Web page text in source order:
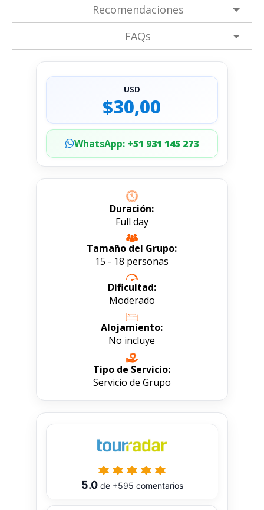
Recomendaciones
FAQs
USD
$30,00
WhatsApp:+51 931 145 273
Duración:
Full day
Tamaño del Grupo:
15 - 18 personas
Dificultad:
Moderado
Alojamiento:
No incluye
Tipo de Servicio:
Servicio de Grupo
5.0de +595 comentarios